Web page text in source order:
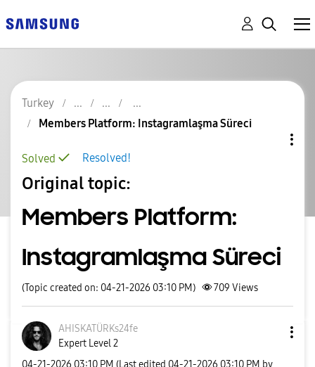
Turkey
Members Platform: Instagramlaşma Süreci
Resolved!
Solved
Original topic:
Members Platform:
Instagramlaşma Süreci
(Topic created on: 04-21-2026 03:10 PM) 709 Views
AHISKATÜRKs24fe
Expert Level 2
‎04-21-2026 03:10 PM (Last edited ‎04-21-2026 03:10 PM by